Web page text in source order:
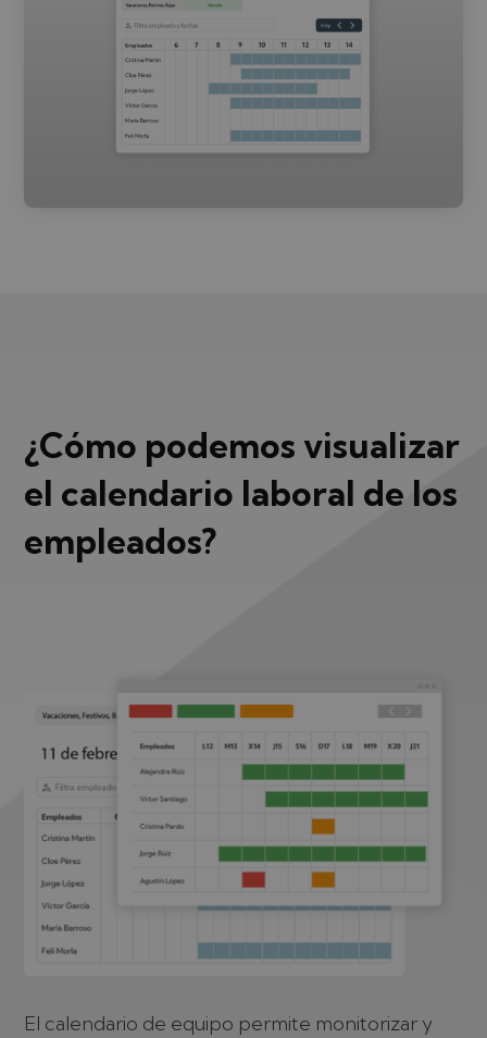
¿Cómo podemos visualizar
el calendario laboral de los
empleados?
El calendario de equipo permite monitorizar y